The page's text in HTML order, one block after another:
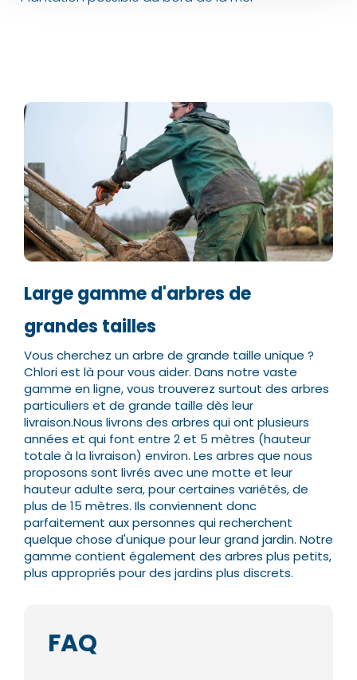
Large gamme d'arbres de
grandes tailles
Vous cherchez un arbre de grande taille unique ?
Chlori est là pour vous aider. Dans notre vaste
gamme en ligne, vous trouverez surtout des arbres
particuliers et de grande taille dès leur
livraison.Nous livrons des arbres qui ont plusieurs
années et qui font entre 2 et 5 mètres (hauteur
totale à la livraison) environ. Les arbres que nous
proposons sont livrés avec une motte et leur
hauteur adulte sera, pour certaines variétés, de
plus de 15 mètres. Ils conviennent donc
parfaitement aux personnes qui recherchent
quelque chose d'unique pour leur grand jardin. Notre
gamme contient également des arbres plus petits,
plus appropriés pour des jardins plus discrets.
FAQ
Valider
Valider